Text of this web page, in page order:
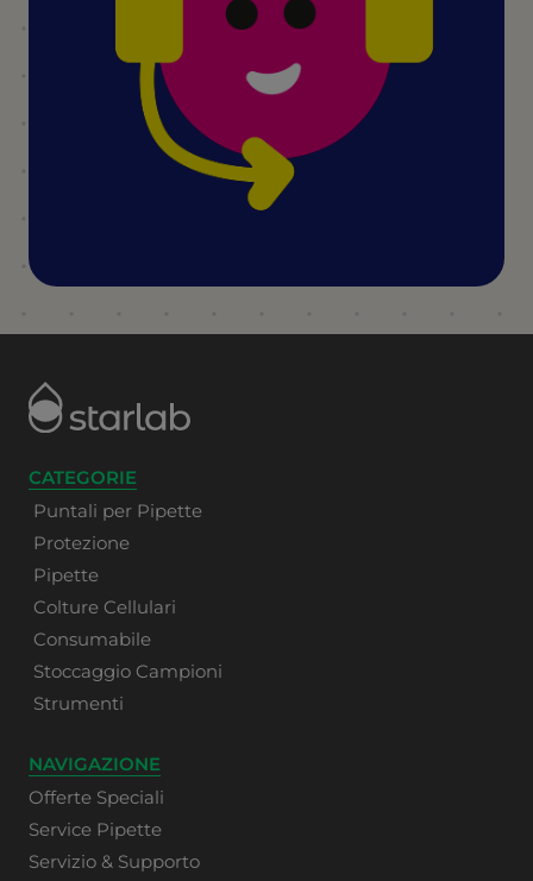
CATEGORIE
Puntali per Pipette
Protezione
Pipette
Colture Cellulari
Consumabile
Stoccaggio Campioni
Strumenti
NAVIGAZIONE
Offerte Speciali
Service Pipette
Servizio & Supporto